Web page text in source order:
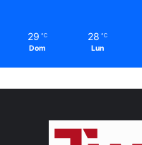
29 ℃
Dom
28 ℃
Lun